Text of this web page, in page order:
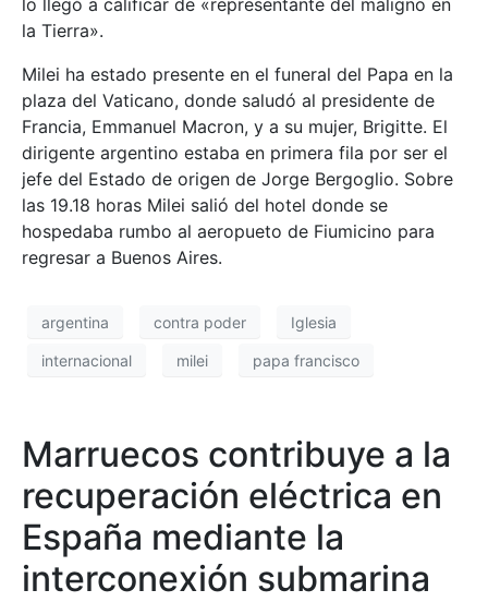
lo llegó a calificar de «representante del maligno en
la Tierra».
Milei ha estado presente en el funeral del Papa en la
plaza del Vaticano, donde saludó al presidente de
Francia, Emmanuel Macron, y a su mujer, Brigitte. El
dirigente argentino estaba en primera fila por ser el
jefe del Estado de origen de Jorge Bergoglio. Sobre
las 19.18 horas Milei salió del hotel donde se
hospedaba rumbo al aeropueto de Fiumicino para
regresar a Buenos Aires.
argentina contra poder Iglesia
internacional milei papa francisco
Marruecos contribuye a la
recuperación eléctrica en
España mediante la
interconexión submarina